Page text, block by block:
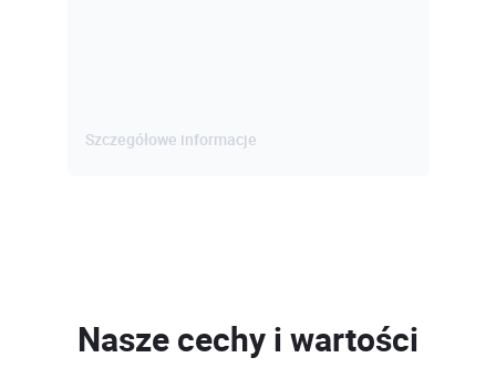
Szczegółowe informacje
Nasze cechy i wartości